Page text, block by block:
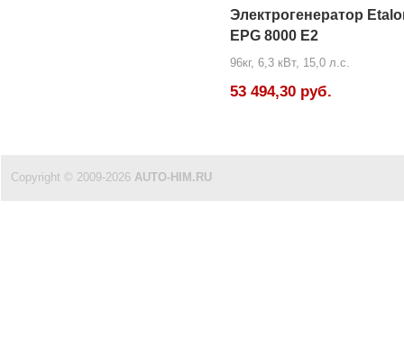
Электрогенератор
EPG 8000 E2
96кг, 6,3 кВт, 15,0 л.с.
53 494,30 руб.
Copyright © 2009-2026 AUTO-HIM.RU